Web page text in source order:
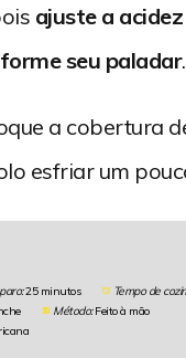
ajuste a acidez
seu paladar.
a cobertura
esfriar um
25 minutos Tempo de
Método: Feito à mão